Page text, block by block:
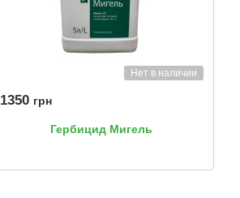
Нет в наличии
1350 грн
Гербицид Мигель